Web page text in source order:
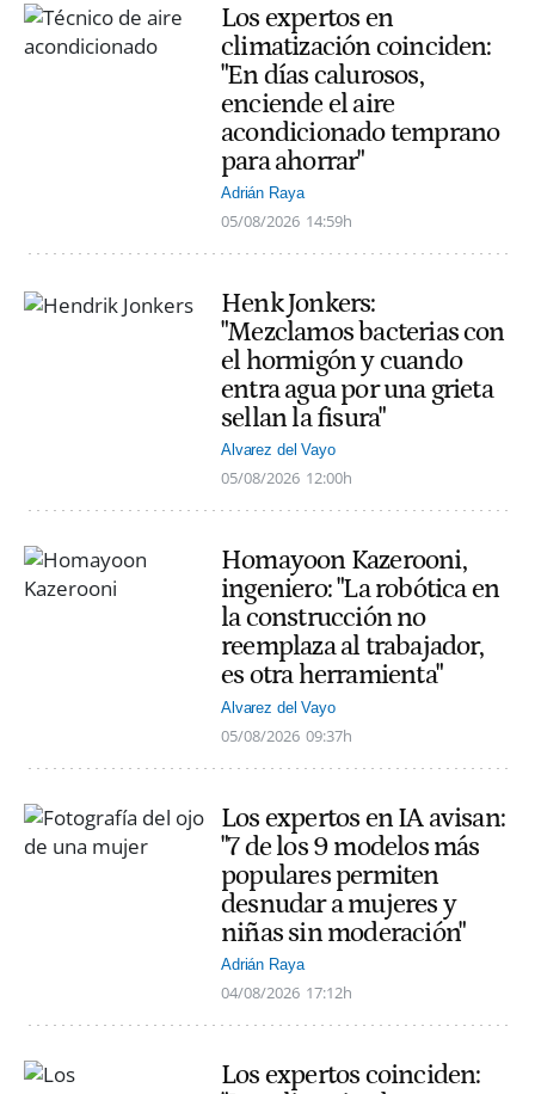
Los expertos en
climatización coinciden:
"En días calurosos,
enciende el aire
acondicionado temprano
para ahorrar"
Adrián Raya
05/08/2026 14:59h
Henk Jonkers:
"Mezclamos bacterias con
el hormigón y cuando
entra agua por una grieta
sellan la fisura"
Alvarez del Vayo
05/08/2026 12:00h
Homayoon Kazerooni,
ingeniero: "La robótica en
la construcción no
reemplaza al trabajador,
es otra herramienta"
Alvarez del Vayo
05/08/2026 09:37h
Los expertos en IA avisan:
"7 de los 9 modelos más
populares permiten
desnudar a mujeres y
niñas sin moderación"
Adrián Raya
04/08/2026 17:12h
Los expertos coinciden: